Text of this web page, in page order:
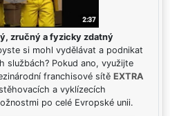
zručný a fyzicky zdatný
si mohl vydělávat a podnikat
službách? Pokud ano, využijte
franchisové sítě EXTRA
a vyklízecích
po celé Evropské unii.